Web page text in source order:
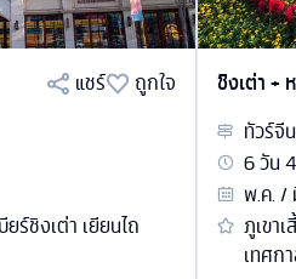
แชร์
ถูกใจ
ร์ชิงเต่า เยียนไถ
ชิงเต่า +
ทัวร์จีน
6วัน4
พ.ค. /
ภูเขา
เทศก